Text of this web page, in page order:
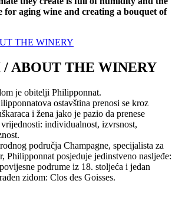
for aging wine and creating a bouquet of
THE WINERY
ABOUT THE WINERY
je obitelji Philipponnat.
ostavština prenosi se kroz
i žena jako je pazio da prenese
individualnost, izvrsnost,
područja Champagne, specijalista za
Philipponnat posjeduje jedinstveno nasljeđe:
podrume iz 18. stoljeća i jedan
zidom: Clos des Goisses.